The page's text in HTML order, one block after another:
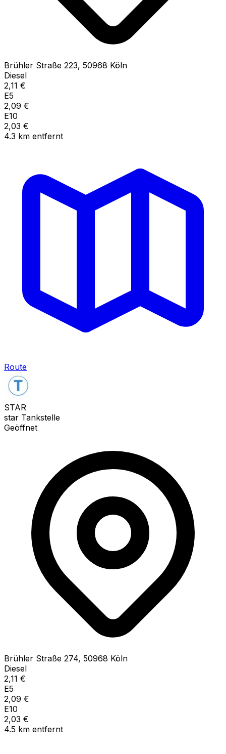
Brühler Straße 223, 50968 Köln
Diesel
2,11 €
E5
2,09 €
E10
2,03 €
4.3 km entfernt
Route
STAR
star Tankstelle
Geöffnet
Brühler Straße 274, 50968 Köln
Diesel
2,11 €
E5
2,09 €
E10
2,03 €
4.5 km entfernt